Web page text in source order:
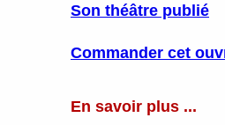
Son théâtre publié
Commander cet
En savoir plus ...